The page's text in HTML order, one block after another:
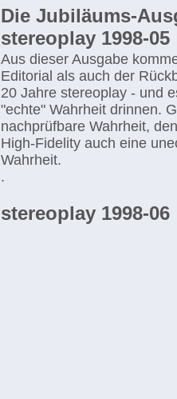
Die Jubiläums-
stereoplay 1998-05
Aus dieser Ausgabe
Editorial als auch der
20 Jahre stereoplay - und
"echte" Wahrheit drinnen.
nachprüfbare Wahrheit,
High-Fidelity auch eine
Wahrheit.
.
stereoplay 1998-06